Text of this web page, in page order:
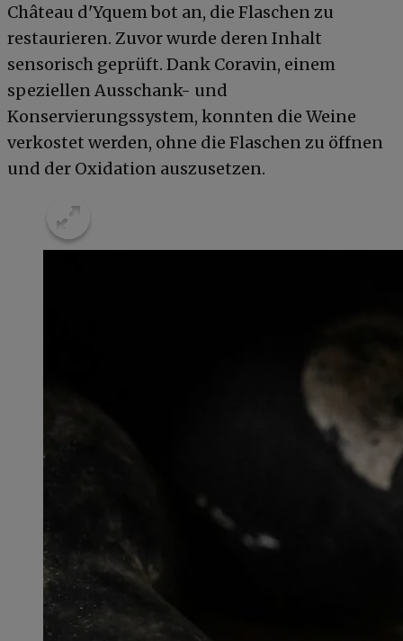
Château d'Yquem bot an, die Flaschen zu
restaurieren. Zuvor wurde deren Inhalt
sensorisch geprüft. Dank Coravin, einem
speziellen Ausschank- und
Konservierungssystem, konnten die Weine
verkostet werden, ohne die Flaschen zu öffnen
und der Oxidation auszusetzen.